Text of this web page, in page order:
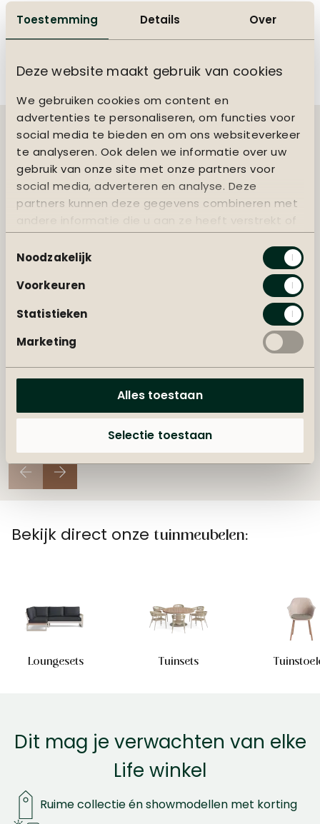
Toestemming Details Over
Deze website maakt gebruik van cookies
We gebruiken cookies om content en
advertenties te personaliseren, om functies voor
social media te bieden en om ons websiteverkeer
te analyseren. Ook delen we informatie over uw
gebruik van onze site met onze partners voor
social media, adverteren en analyse. Deze
partners kunnen deze gegevens combineren met
andere informatie die u aan ze heeft verstrekt of
die ze hebben verzameld op basis van uw gebruik
van hun services.
Toestemmingsselectie
Noodzakelijk
Voorkeuren
Statistieken
Marketing
Alles toestaan
Selectie toestaan
Eke Oostende
onze winkel
Bekijk direct onze tuinmeubelen:
Loungesets Tuinsets
Dit mag je verwachten van elke
Life winkel
Ruime collectie én showmodellen met korting